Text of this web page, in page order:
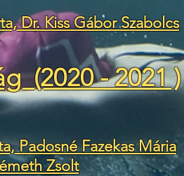
Dr. Kiss Gábor Szabolcs
(2020 - 2021 )
Padosné Fazekas Mária
Zsolt